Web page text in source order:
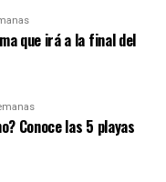
que irá a la final del
Conoce las 5 playas